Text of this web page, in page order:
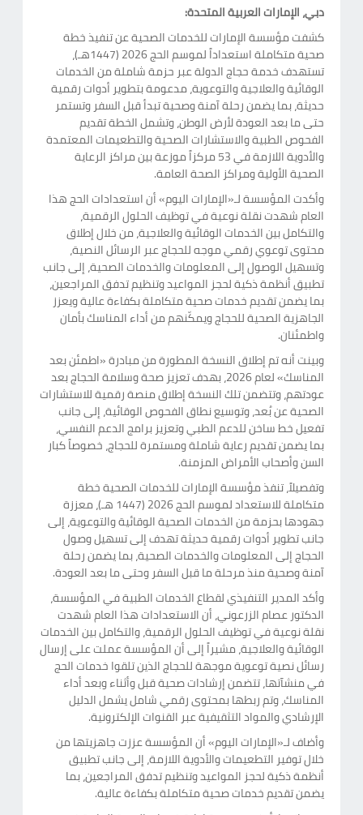
دبي، الإمارات العربية المتحدة:
كشفت مؤسسة الإمارات للخدمات الصحية عن تنفيذ خطة
صحية متكاملة استعداداً لموسم الحج 2026 (1447هـ)،
تستهدف خدمة حجاج الدولة عبر حزمة شاملة من الخدمات
الوقائية والعلاجية والتوعوية، مدعومة بتطوير أدوات رقمية
حديثة، بما يضمن رحلة آمنة وصحية تبدأ قبل السفر وتستمر
حتى ما بعد العودة لأرض الوطن، وتشمل الخطة تقديم
الفحوص الطبية والاستشارات الصحية والتطعيمات المعتمدة
والأدوية اللازمة في 53 مركزاً موزعة بين مراكز الرعاية
الصحية الأولية ومراكز الصحة العامة.
وأكدت المؤسسة لـ«الإمارات اليوم» أن استعدادات الحج هذا
العام شهدت نقلة نوعية في توظيف الحلول الرقمية،
والتكامل بين الخدمات الوقائية والعلاجية، من خلال إطلاق
محتوى توعوي رقمي موجه للحجاج عبر الرسائل النصية،
وتسهيل الوصول إلى المعلومات والخدمات الصحية، إلى جانب
تطبيق أنظمة ذكية لحجز المواعيد وتنظيم تدفق المراجعين،
بما يضمن تقديم خدمات صحية متكاملة بكفاءة عالية ويعزز
الجاهزية الصحية للحجاج ويمكّنهم من أداء المناسك بأمان
واطمئنان.
وبينت أنه تم إطلاق النسخة المطورة من مبادرة «اطمئن بعد
المناسك» لعام 2026، بهدف تعزيز صحة وسلامة الحجاج بعد
عودتهم، وتتضمن تلك النسخة إطلاق منصة رقمية للاستشارات
الصحية عن بُعد، وتوسيع نطاق الفحوص الوقائية، إلى جانب
تفعيل خط ساخن للدعم الطبي وتعزيز برامج الدعم النفسي،
بما يضمن تقديم رعاية شاملة ومستمرة للحجاج، خصوصاً كبار
السن وأصحاب الأمراض المزمنة.
وتفصيلاً، تنفذ مؤسسة الإمارات للخدمات الصحية خطة
متكاملة للاستعداد لموسم الحج 2026 (1447 هـ)، معززة
جهودها بحزمة من الخدمات الصحية الوقائية والتوعوية، إلى
جانب تطوير أدوات رقمية حديثة تهدف إلى تسهيل وصول
الحجاج إلى المعلومات والخدمات الصحية، بما يضمن رحلة
آمنة وصحية منذ مرحلة ما قبل السفر وحتى ما بعد العودة.
وأكد المدير التنفيذي لقطاع الخدمات الطبية في المؤسسة،
الدكتور عصام الزرعوني، أن الاستعدادات هذا العام شهدت
نقلة نوعية في توظيف الحلول الرقمية، والتكامل بين الخدمات
الوقائية والعلاجية، مشيراً إلى أن المؤسسة عملت على إرسال
رسائل نصية توعوية موجهة للحجاج الذين تلقوا خدمات الحج
في منشآتها، تتضمن إرشادات صحية قبل وأثناء وبعد أداء
المناسك، وتم ربطها بمحتوى رقمي شامل يشمل الدليل
الإرشادي والمواد التثقيفية عبر القنوات الإلكترونية.
وأضاف لـ«الإمارات اليوم» أن المؤسسة عززت جاهزيتها من
خلال توفير التطعيمات والأدوية اللازمة، إلى جانب تطبيق
أنظمة ذكية لحجز المواعيد وتنظيم تدفق المراجعين، بما
يضمن تقديم خدمات صحية متكاملة بكفاءة عالية.